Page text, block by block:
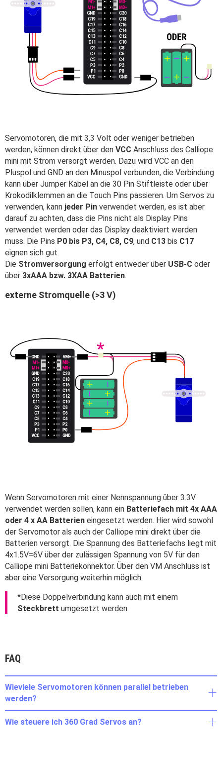
Servomotoren, die mit 3,3 Volt oder weniger betrieben
werden, können direkt über den VCC Anschluss des Calliope
mini mit Strom versorgt werden. Dazu wird VCC an den
Pluspol und GND an den Minuspol verbunden, die Verbindung
kann über Jumper Kabel an die 30 Pin Stiftleiste oder über
Krokodilklemmen an die Touch Pins passieren. Um Servos zu
verwenden, kann jeder Pin verwendet werden, es ist aber
darauf zu achten, dass die Pins nicht als Display Pins
verwendet werden oder das Display deaktiviert werden
muss. Die Pins P0 bis P3, C4, C8, C9, und C13 bis C17
eignen sich gut.
Die Stromversorgung erfolgt entweder über USB-C oder
über 3xAAA bzw. 3XAA Batterien.
externe Stromquelle (>3 V)
Wenn Servomotoren mit einer Nennspannung über 3.3V
verwendet werden sollen, kann ein Batteriefach mit 4x AAA
oder 4 x AA Batterien eingesetzt werden. Hier wird sowohl
der Servomotor als auch der Calliope mini direkt über die
Batterien versorgt. Die Spannung des Batteriefachs liegt mit
4x1.5V=6V über der zulässigen Spannung von 5V für den
Calliope mini Batteriekonnektor. Über den VM Anschluss ist
aber eine Versorgung weiterhin möglich.
*Diese Doppelverbindung kann auch mit einem
Steckbrett umgesetzt werden
FAQ
Wieviele Servomotoren können parallel betrieben
werden?
Wie steuere ich 360 Grad Servos an?